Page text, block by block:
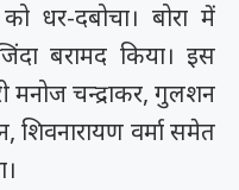
धर-दबोचा। बोरा में
बरामद किया। इस
मनोज चन्द्राकर, गुलशन
शिवनारायण वर्मा समेत